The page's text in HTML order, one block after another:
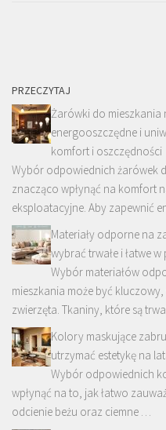
PRZECZYTAJ
Żarówki do mieszkania
energooszczędne i
komfort i oszczędności
Wybór odpowiednich żarówek
znacząco wpłynąć na komfort
eksploatacyjne. Aby zapewnić
Materiały odporne na
wybrać trwałe i łatwe
Wybór materiałów
mieszkania może być
zwierzęta. Tkaniny, które są
Kolory maskujące
utrzymać estetykę na
Wybór odpowiednich
wpłynąć na to, jak łatwo
odcienie beżu oraz ciemne …